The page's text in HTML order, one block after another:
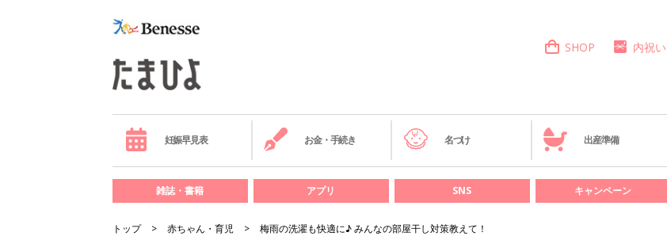
SHOP 内祝い
妊娠早見表 お金・手続き 名づけ 出産準備
雑誌・書籍 アプリ SNS キャンペーン
トップ 赤ちゃん・育児 梅雨の洗濯も快適に♪ みんなの部屋干し対策教えて！